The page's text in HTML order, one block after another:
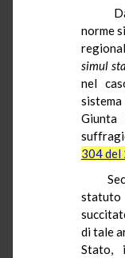
norme
simul
nel
304 del
di tale
Stato,